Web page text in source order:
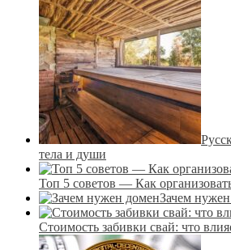
тела и души
Топ 5 советов — Как
Зачем
Стоимость забивки свай: что